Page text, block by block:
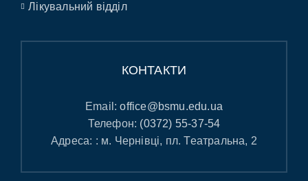
Лікувальний відділ
КОНТАКТИ
Email:office@bsmu.edu.ua
Телефон: (0372) 55-37-54
Адреса: : м. Чернівці, пл. Театральна, 2